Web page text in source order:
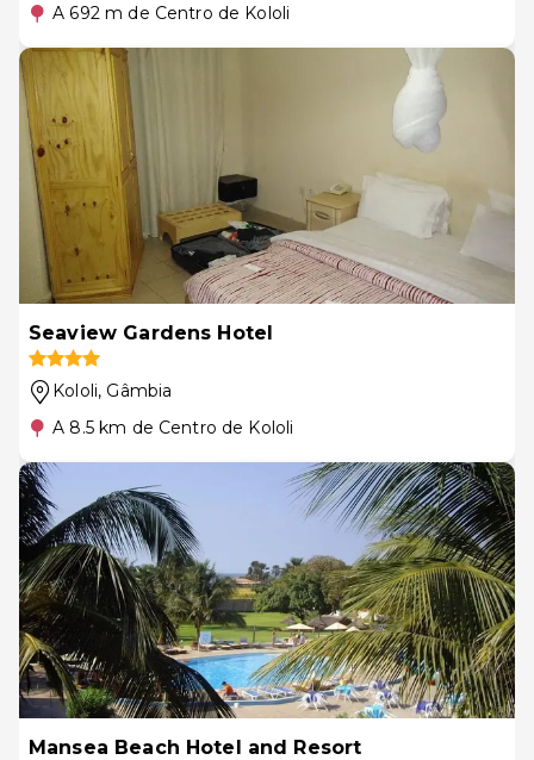
A 692 m de Centro de Kololi
Seaview Gardens Hotel
Kololi, Gâmbia
A 8.5 km de Centro de Kololi
Mansea Beach Hotel and Resort